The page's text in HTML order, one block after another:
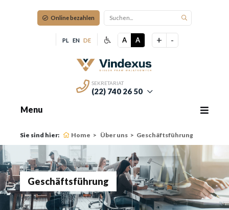
Online bezahlen
PL EN DE A A + -
SEKRETARIAT
(22) 740 26 50
Menu
Sie sind hier: Home Über uns Geschäftsführung
Geschäftsführung